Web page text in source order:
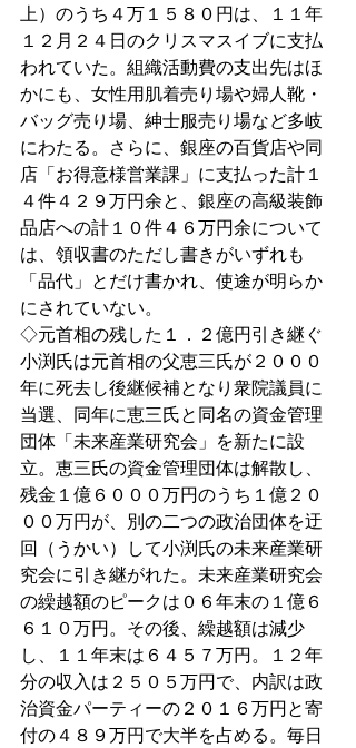
上）のうち４万１５８０円は、１１年
１２月２４日のクリスマスイブに支払
われていた。組織活動費の支出先はほ
かにも、女性用肌着売り場や婦人靴・
バッグ売り場、紳士服売り場など多岐
にわたる。さらに、銀座の百貨店や同
店「お得意様営業課」に支払った計１
４件４２９万円余と、銀座の高級装飾
品店への計１０件４６万円余について
は、領収書のただし書きがいずれも
「品代」とだけ書かれ、使途が明らか
にされていない。
◇元首相の残した１．２億円引き継ぐ
小渕氏は元首相の父恵三氏が２０００
年に死去し後継候補となり衆院議員に
当選、同年に恵三氏と同名の資金管理
団体「未来産業研究会」を新たに設
立。恵三氏の資金管理団体は解散し、
残金１億６０００万円のうち１億２０
００万円が、別の二つの政治団体を迂
回（うかい）して小渕氏の未来産業研
究会に引き継がれた。未来産業研究会
の繰越額のピークは０６年末の１億６
６１０万円。その後、繰越額は減少
し、１１年末は６４５７万円。１２年
分の収入は２５０５万円で、内訳は政
治資金パーティーの２０１６万円と寄
付の４８９万円で大半を占める。毎日